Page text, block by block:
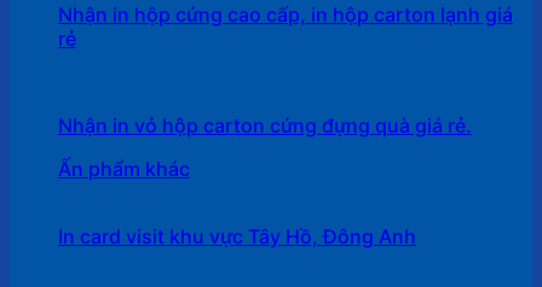
Nhận in hộp cứng cao cấp, in hộp carton lạnh giá
rẻ
Nhận in vỏ hộp carton cứng đựng quà giá rẻ.
Ấn phẩm khác
In card visit khu vực Tây Hồ, Đông Anh